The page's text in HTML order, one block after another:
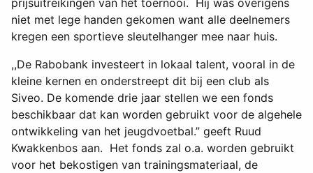
prijsuitreikingen van het toernooi. Hij was overigens
niet met lege handen gekomen want alle deelnemers
kregen een sportieve sleutelhanger mee naar huis.
,,De Rabobank investeert in lokaal talent, vooral in de
kleine kernen en onderstreept dit bij een club als
Siveo. De komende drie jaar stellen we een fonds
beschikbaar dat kan worden gebruikt voor de algehele
ontwikkeling van het jeugdvoetbal.” geeft Ruud
Kwakkenbos aan. Het fonds zal o.a. worden gebruikt
voor het bekostigen van trainingsmateriaal, de